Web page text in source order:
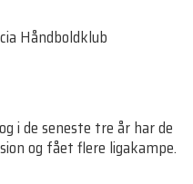
Håndboldklub
i de seneste tre år har de
og fået flere ligakampe.